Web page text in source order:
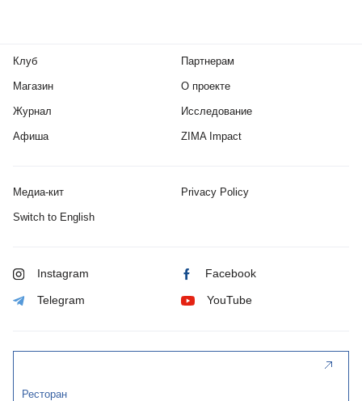
Клуб
Магазин
Журнал
Афиша
Партнерам
О проекте
Исследование
ZIMA Impact
Медиа-кит Privacy Policy
Switch to English
Instagram Facebook
Telegram YouTube
Ресторан